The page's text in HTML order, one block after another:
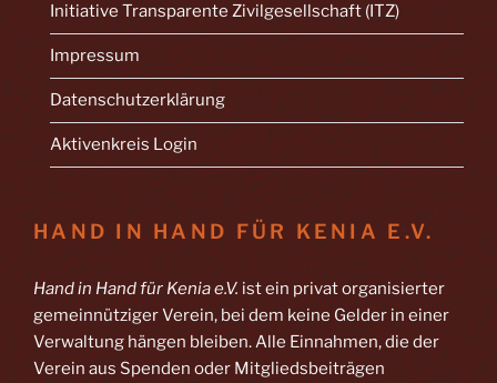
Initiative Transparente Zivilgesellschaft (ITZ)
Impressum
Datenschutzerklärung
Aktivenkreis Login
HAND IN HAND FÜR KENIA E.V.
Hand in Hand für Kenia e.V. ist ein privat organisierter
gemeinnütziger Verein, bei dem keine Gelder in einer
Verwaltung hängen bleiben. Alle Einnahmen, die der
Verein aus Spenden oder Mitgliedsbeiträgen